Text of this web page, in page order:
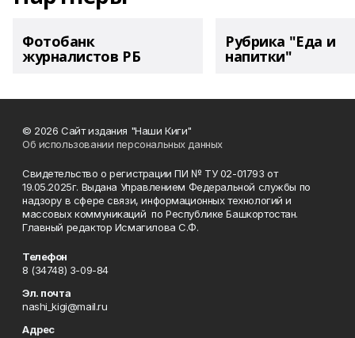
Фотобанк
журналистов РБ
Рубрика "Еда и
напитки"
© 2026 Сайт издания "Наши Киги"
Об использовании персональных данных
Свидетельство о регистрации ПИ № ТУ 02-01793 от
19.05.2025г. Выдана Управлением Федеральной службы по
надзору в сфере связи, информационных технологий и
массовых коммуникаций по Республике Башкортостан.
Главный редактор Исмагилова С.Ф.
Телефон
8 (34748) 3-09-84
Эл. почта
nashi_kigi@mail.ru
Адрес